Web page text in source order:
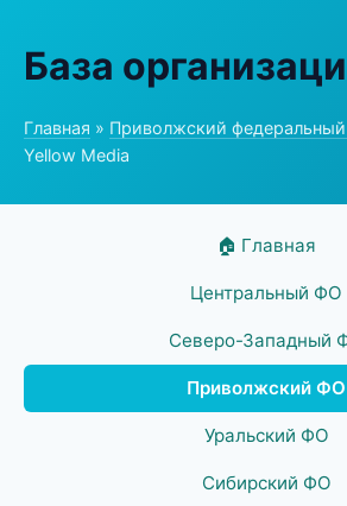
База
Главная » Приволжский федеральный
Yellow Media
🏠 Главная
Центральный ФО
Северо-Западный
Приволжский ФО
Уральский ФО
Сибирский ФО